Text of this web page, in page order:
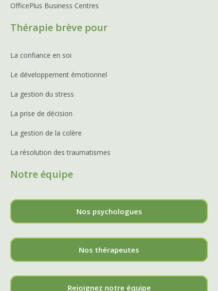
OfficePlus Business Centres
Thérapie brève pour
La confiance en soi
Le développement émotionnel
La gestion du stress
La prise de décision
La gestion de la colère
La résolution des traumatismes
Notre équipe
Nos psychologues
Nos thérapeutes
Rejoignez notre équipe